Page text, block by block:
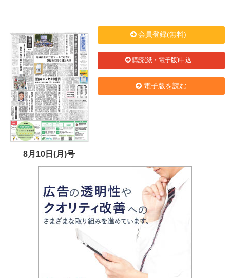
8月10日(月)号
会員登録(無料)
購読(紙・電子版)申込
電子版を読む